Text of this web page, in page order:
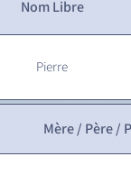
Nom Libre
Pierre
Mère / Père /